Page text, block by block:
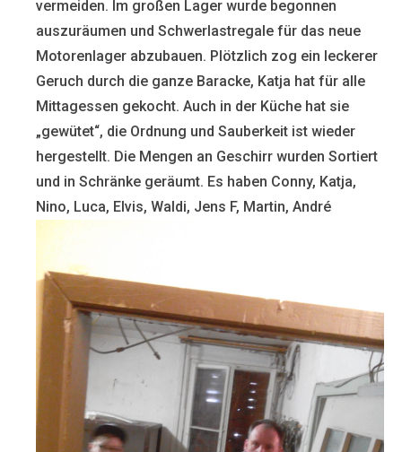
vermeiden. Im großen Lager wurde begonnen
auszuräumen und Schwerlastregale für das neue
Motorenlager abzubauen. Plötzlich zog ein leckerer
Geruch durch die ganze Baracke, Katja hat für alle
Mittagessen gekocht. Auch in der Küche hat sie
„gewütet“, die Ordnung und Sauberkeit ist wieder
hergestellt. Die Mengen an Geschirr wurden Sortiert
und in Schränke geräumt. Es haben Conny, Katja,
Nino, Luca, Elvis, Waldi, Jens F, Martin, André